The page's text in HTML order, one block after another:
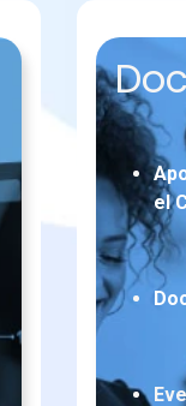
el